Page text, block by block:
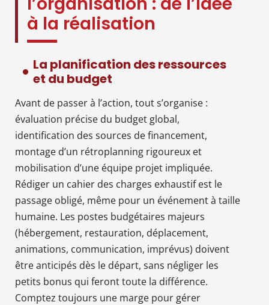
à la réalisation
La planification des ressources
et du budget
Avant de passer à l’action, tout s’organise :
évaluation précise du budget global,
identification des sources de financement,
montage d’un rétroplanning rigoureux et
mobilisation d’une équipe projet impliquée.
Rédiger un cahier des charges exhaustif est le
passage obligé, même pour un événement à taille
humaine. Les postes budgétaires majeurs
(hébergement, restauration, déplacement,
animations, communication, imprévus) doivent
être anticipés dès le départ, sans négliger les
petits bonus qui feront toute la différence.
Comptez toujours une marge pour gérer